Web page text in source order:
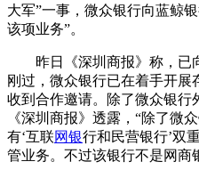
大军”一事，微众银行向蓝鲸
该项业务”。
昨日《深圳商报》称，已
刚过，微众银行已在着手开展
收到合作邀请。除了微众银行
《深圳商报》透露，“除了微
有‘互联网银行和民营银行’双
管业务。不过该银行不是网商